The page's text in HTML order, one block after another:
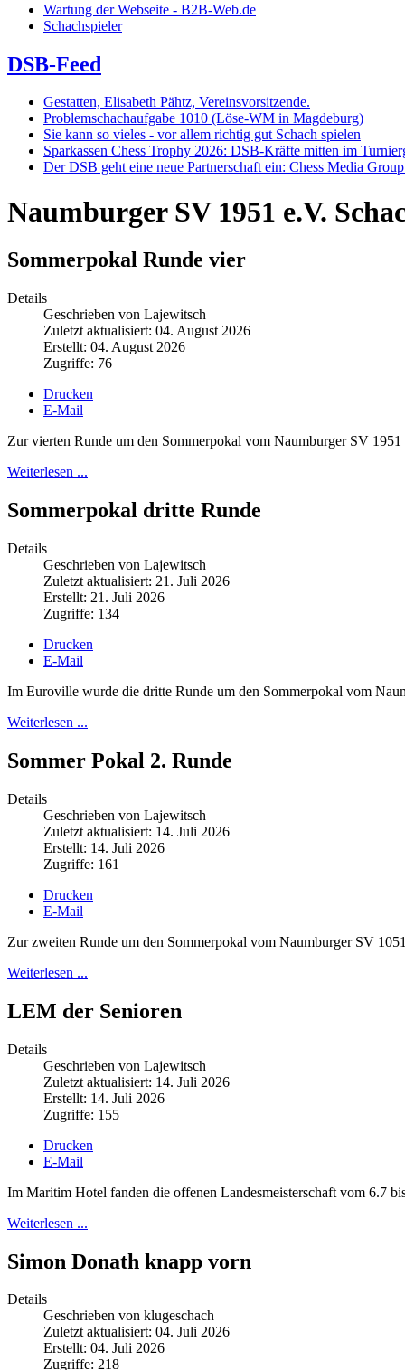
Wartung der Webseite - B2B-Web.de
Schachspieler
DSB-Feed
Gestatten, Elisabeth Pähtz, Vereinsvorsitzende.
Problemschachaufgabe 1010 (Löse-WM in Magdeburg)
Sie kann so vieles - vor allem richtig gut Schach spielen
Sparkassen Chess Trophy 2026: DSB-Kräfte mitten im
Der DSB geht eine neue Partnerschaft ein: Chess Media
Naumburger SV 1951 e.V.
Sommerpokal Runde vier
Details
Geschrieben von Lajewitsch
Zuletzt aktualisiert: 04. August 2026
Erstellt: 04. August 2026
Zugriffe: 76
Drucken
E-Mail
Zur vierten Runde um den Sommerpokal vom Naumburger SV
Weiterlesen ...
Sommerpokal dritte Runde
Details
Geschrieben von Lajewitsch
Zuletzt aktualisiert: 21. Juli 2026
Erstellt: 21. Juli 2026
Zugriffe: 134
Drucken
E-Mail
Im Euroville wurde die dritte Runde um den Sommerpokal vom
Weiterlesen ...
Sommer Pokal 2. Runde
Details
Geschrieben von Lajewitsch
Zuletzt aktualisiert: 14. Juli 2026
Erstellt: 14. Juli 2026
Zugriffe: 161
Drucken
E-Mail
Zur zweiten Runde um den Sommerpokal vom Naumburger SV
Weiterlesen ...
LEM der Senioren
Details
Geschrieben von Lajewitsch
Zuletzt aktualisiert: 14. Juli 2026
Erstellt: 14. Juli 2026
Zugriffe: 155
Drucken
E-Mail
Im Maritim Hotel fanden die offenen Landesmeisterschaft vom 6.7
Weiterlesen ...
Simon Donath knapp vorn
Details
Geschrieben von klugeschach
Zuletzt aktualisiert: 04. Juli 2026
Erstellt: 04. Juli 2026
Zugriffe: 218